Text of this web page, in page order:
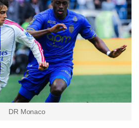
DR Monaco